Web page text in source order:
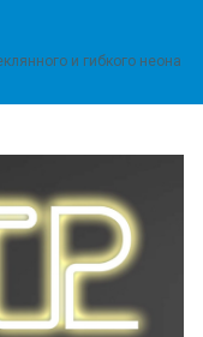
и гибкого неона